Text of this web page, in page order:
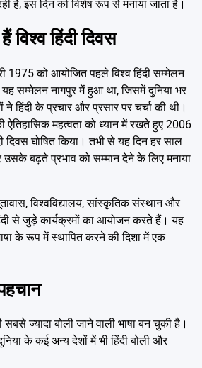
है, इस दिन को विशेष रूप से मनाया जाता है।
विश्व हिंदी दिवस
1975 को आयोजित पहले विश्व हिंदी सम्मेलन
यह सम्मेलन नागपुर में हुआ था, जिसमें दुनिया भर
ने हिंदी के प्रचार और प्रसार पर चर्चा की थी।
ऐतिहासिक महत्वता को ध्यान में रखते हुए 2006
दिवस घोषित किया। तभी से यह दिन हर साल
उसके बढ़ते प्रभाव को सम्मान देने के लिए मनाया
विश्वविद्यालय, सांस्कृतिक संस्थान और
से जुड़े कार्यक्रमों का आयोजन करते हैं। यह
के रूप में स्थापित करने की दिशा में एक
सबसे ज्यादा बोली जाने वाली भाषा बन चुकी है।
के कई अन्य देशों में भी हिंदी बोली और